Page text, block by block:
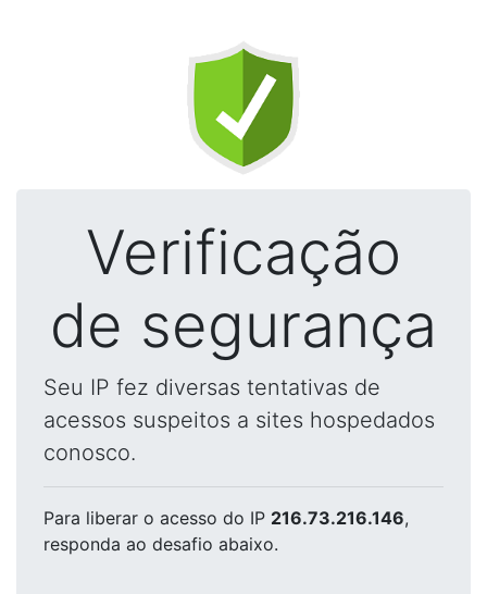
Verificação
de segurança
Seu IP fez diversas tentativas de
acessos suspeitos a sites hospedados
conosco.
Para liberar o acesso do IP 216.73.216.146,
responda ao desafio abaixo.